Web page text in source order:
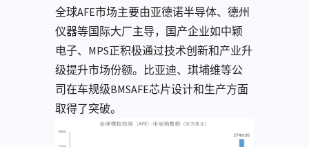
全球AFE市场主要由亚德诺半导体、德州
仪器等国际大厂主导，国产企业如中颖
电子、MPS正积极通过技术创新和产业升
级提升市场份额。比亚迪、琪埔维等公
司在车规级BMSAFE芯片设计和生产方面
取得了突破。